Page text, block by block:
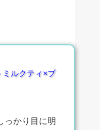
ミルクティ×ブ
っかり目に明